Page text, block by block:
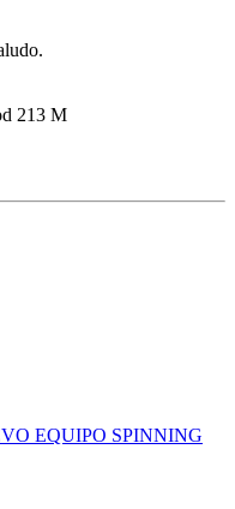
213 M
EQUIPO SPINNING